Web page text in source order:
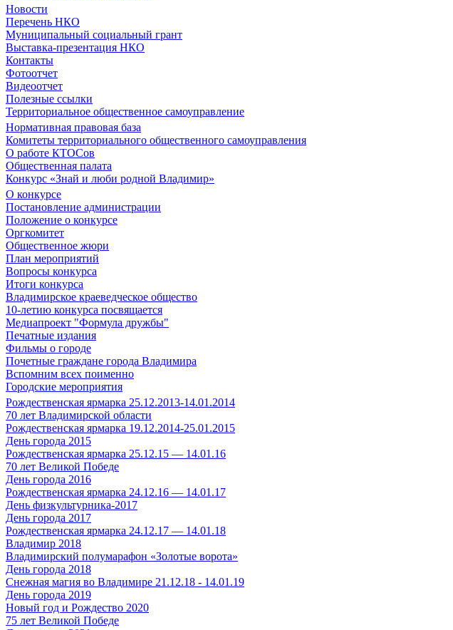
Новости
Перечень НКО
Муниципальный социальный грант
Выставка-презентация НКО
Контакты
Фотоотчет
Видеоотчет
Полезные ссылки
Территориальное общественное самоуправление
Нормативная правовая база
Комитеты территориального общественного самоуправления
О работе КТОСов
Общественная палата
Конкурс «Знай и люби родной Владимир»
О конкурсе
Постановление администрации
Положение о конкурсе
Оргкомитет
Общественное жюри
План мероприятий
Вопросы конкурса
Итоги конкурса
Владимирское краеведческое общество
10-летию конкурса посвящается
Медиапроект "Формула дружбы"
Печатные издания
Фильмы о городе
Почетные граждане города Владимира
Вспомним всех поименно
Городские мероприятия
Рождественская ярмарка 25.12.2013-14.01.2014
70 лет Владимирской области
Рождественская ярмарка 19.12.2014-25.01.2015
День города 2015
Рождественская ярмарка 25.12.15 — 14.01.16
70 лет Великой Победе
День города 2016
Рождественская ярмарка 24.12.16 — 14.01.17
День физкультурника-2017
День города 2017
Рождественская ярмарка 24.12.17 — 14.01.18
Владимир 2018
Владимирский полумарафон «Золотые ворота»
День города 2018
Снежная магия во Владимире 21.12.18 - 14.01.19
День города 2019
Новый год и Рождество 2020
75 лет Великой Победе